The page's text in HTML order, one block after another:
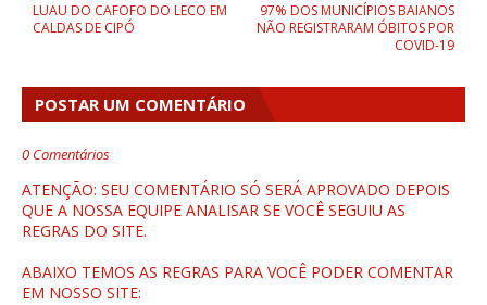
97% DOS MUNICÍPIOS BAIANOS
NÃO REGISTRARAM ÓBITOS POR
COVID-19
LUAU DO CAFOFO DO LECO EM
CALDAS DE CIPÓ
POSTAR UM COMENTÁRIO
0 Comentários
ATENÇÃO: SEU COMENTÁRIO SÓ SERÁ APROVADO DEPOIS
QUE A NOSSA EQUIPE ANALISAR SE VOCÊ SEGUIU AS
REGRAS DO SITE.
ABAIXO TEMOS AS REGRAS PARA VOCÊ PODER COMENTAR
EM NOSSO SITE: